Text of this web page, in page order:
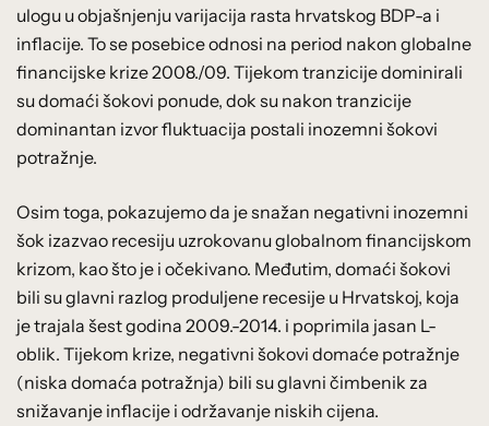
ulogu u objašnjenju varijacija rasta hrvatskog BDP-a i
inflacije. To se posebice odnosi na period nakon globalne
financijske krize 2008./09. Tijekom tranzicije dominirali
su domaći šokovi ponude, dok su nakon tranzicije
dominantan izvor fluktuacija postali inozemni šokovi
potražnje.
Osim toga, pokazujemo da je snažan negativni inozemni
šok izazvao recesiju uzrokovanu globalnom financijskom
krizom, kao što je i očekivano. Međutim, domaći šokovi
bili su glavni razlog produljene recesije u Hrvatskoj, koja
je trajala šest godina 2009.-2014. i poprimila jasan L-
oblik. Tijekom krize, negativni šokovi domaće potražnje
(niska domaća potražnja) bili su glavni čimbenik za
snižavanje inflacije i održavanje niskih cijena.